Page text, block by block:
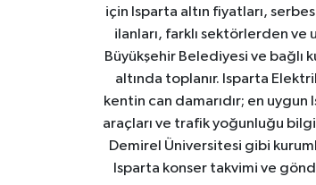
için Isparta altın fiyatları,
ilanları, farklı sektörlerden ve
Büyükşehir Belediyesi ve bağlı
altında toplanır. Isparta
kentin can damarıdır; en
araçları ve trafik yoğunluğu
Demirel Üniversitesi gibi
Isparta konser takvimi ve